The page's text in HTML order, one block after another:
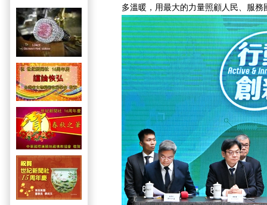
多溫暖，用最大的力量照顧人民、服務